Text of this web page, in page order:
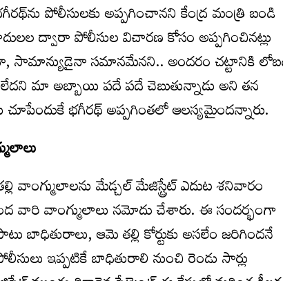
పోలీసులకు అప్పగించానని కేంద్ర మంత్రి బండి
ద్వారా పోలీసుల విచారణ కోసం అప్పగించినట్లు
సామాన్యుడైనా సమానమేనని.. అందరం చట్టానికి
మా అబ్బాయి పదే పదే చెబుతున్నాడు అని తన
భగీరథ్ అప్పగింతలో ఆలస్యమైందన్నారు.
మేడ్చల్ మేజిస్ట్రేట్ ఎదుట శనివారం
వారి వాంగ్ములాలు నమోదు చేశారు. ఈ సందర్భంగా
బాధితురాలు, ఆమె తల్లి కోర్టుకు అసలేం జరిగిందనే
ఇప్పటికే బాధితురాలి నుంచి రెండు సార్లు